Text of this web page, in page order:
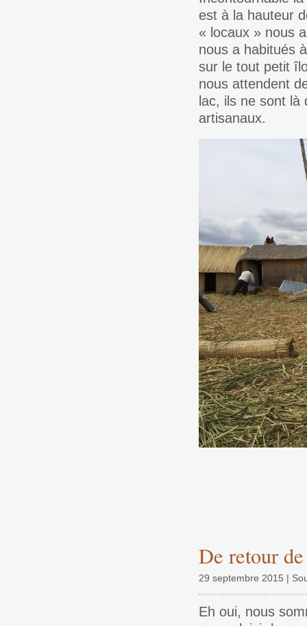
est à la hauteur
« locaux » nous
nous a habitués
sur le tout petit
nous attendent
lac, ils ne sont
artisanaux.
De retour
29 septembre 2015 |
Eh oui, nous